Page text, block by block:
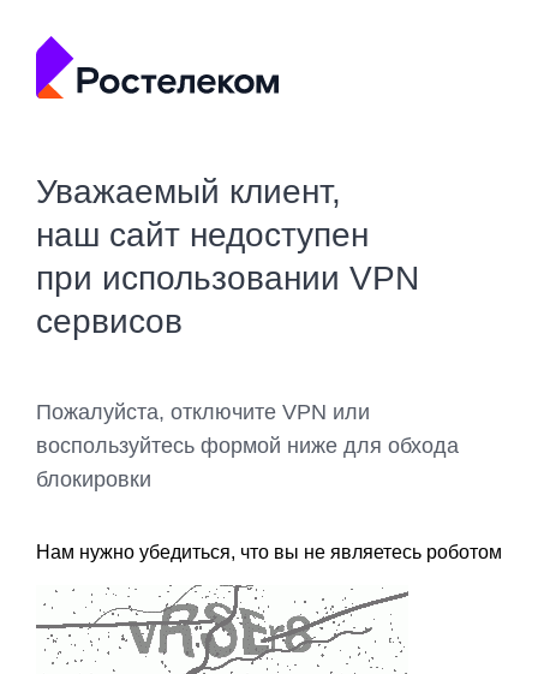
Уважаемый клиент,
наш сайт недоступен
при использовании VPN
сервисов
Пожалуйста, отключите VPN или
воспользуйтесь формой ниже для обхода
блокировки
Нам нужно убедиться, что вы не являетесь роботом